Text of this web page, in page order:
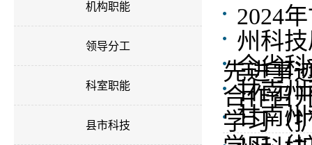
机构职能
领导分工
科室职能
县市科技
2024
州科
先进事
全省
合作召
甘南
学习（
甘南